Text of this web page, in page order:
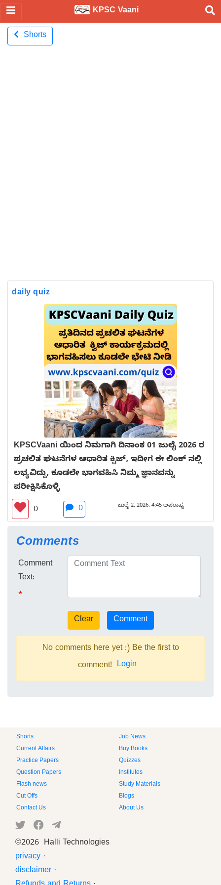
KPSC Vaani
Shorts
daily quiz
KPSCVaani ಯಿಂದ ನಿಮಗಾಗಿ ದಿನಾಂಕ 01 ಜುಲೈ 2026 ರ
ಪ್ರಚಲಿತ ಘಟನೆಗಳ ಆಧಾರಿತ ಕ್ವಿಜ್, ಇದೀಗ ಈ ಲಿಂಕ್ ನಲ್ಲಿ
ಲಭ್ಯವಿದ್ದು, ಕೂಡಲೇ ಭಾಗವಹಿಸಿ ನಿಮ್ಮ ಜ್ಞಾನವನ್ನು
ಪರೀಕ್ಷಿಸಿಕೊಳ್ಳಿ
0 0 ಜುಲೈ 2, 2026, 4:45 ಅಪರಾಹ್ನ
Comments
Comment
Text:
*
No comments here yet :) Be the first to
comment! Login
Shorts
Job News
Current Affairs
Buy Books
Practice Papers
Quizzes
Question Papers
Institutes
Flash news
Study Materials
Cut Offs
Blogs
Contact Us
About Us
©2026 Halli Technologies
privacy ·
disclaimer ·